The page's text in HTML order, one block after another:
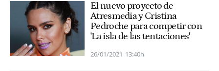
El nuevo proyecto de
Atresmedia y Cristina
Pedroche para competir con
'La isla de las tentaciones'
26/01/2021 13:40h